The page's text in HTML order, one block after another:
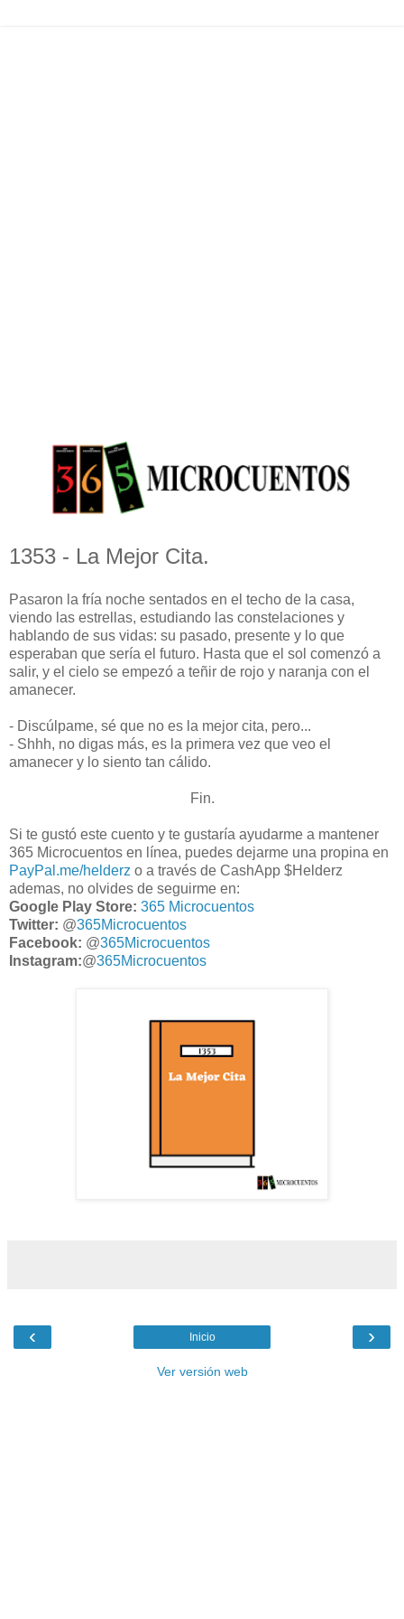
1353 - La Mejor Cita.
Pasaron la fría noche sentados en el techo de la casa,
viendo las estrellas, estudiando las constelaciones y
hablando de sus vidas: su pasado, presente y lo que
esperaban que sería el futuro. Hasta que el sol comenzó a
salir, y el cielo se empezó a teñir de rojo y naranja con el
amanecer.
- Discúlpame, sé que no es la mejor cita, pero...
- Shhh, no digas más, es la primera vez que veo el
amanecer y lo siento tan cálido.
Fin.
Si te gustó este cuento y te gustaría ayudarme a mantener
365 Microcuentos en línea, puedes dejarme una propina en
PayPal.me/helderz o a través de CashApp $Helderz
ademas, no olvides de seguirme en:
Google Play Store: 365 Microcuentos
Twitter: @365Microcuentos
Facebook: @365Microcuentos
Instagram:@365Microcuentos
‹ ›
Inicio
Ver versión web